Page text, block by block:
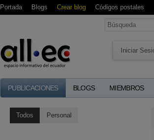
Portada Blogs Crear blog
Códigos postales
Iniciar
PUBLICACIONES BLOGS MIEMBROS
Todos Personal